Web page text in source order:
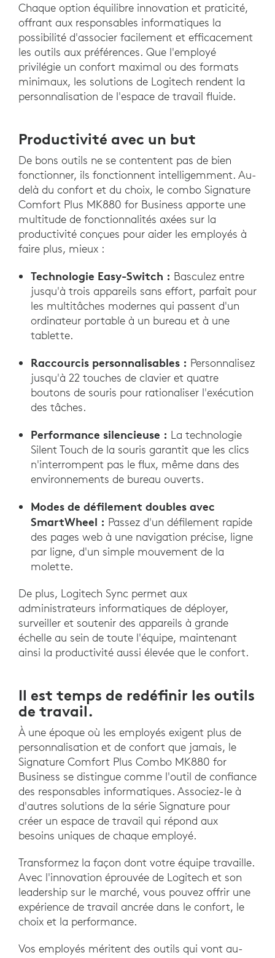
Chaque option équilibre innovation et praticité,
offrant aux responsables informatiques la
possibilité d'associer facilement et efficacement
les outils aux préférences. Que l'employé
privilégie un confort maximal ou des formats
minimaux, les solutions de Logitech rendent la
personnalisation de l'espace de travail fluide.
Productivité avec un but
De bons outils ne se contentent pas de bien
fonctionner, ils fonctionnent intelligemment. Au-
delà du confort et du choix, le combo Signature
Comfort Plus MK880 for Business apporte une
multitude de fonctionnalités axées sur la
productivité conçues pour aider les employés à
faire plus, mieux :
Technologie Easy-Switch : Basculez entre
jusqu'à trois appareils sans effort, parfait pour
les multitâches modernes qui passent d'un
ordinateur portable à un bureau et à une
tablette.
Raccourcis personnalisables : Personnalisez
jusqu'à 22 touches de clavier et quatre
boutons de souris pour rationaliser l'exécution
des tâches.
Performance silencieuse : La technologie
Silent Touch de la souris garantit que les clics
n'interrompent pas le flux, même dans des
environnements de bureau ouverts.
Modes de défilement doubles avec
SmartWheel : Passez d'un défilement rapide
des pages web à une navigation précise, ligne
par ligne, d'un simple mouvement de la
molette.
De plus, Logitech Sync permet aux
administrateurs informatiques de déployer,
surveiller et soutenir des appareils à grande
échelle au sein de toute l'équipe, maintenant
ainsi la productivité aussi élevée que le confort.
Il est temps de redéfinir les outils
de travail.
À une époque où les employés exigent plus de
personnalisation et de confort que jamais, le
Signature Comfort Plus Combo MK880 for
Business se distingue comme l'outil de confiance
des responsables informatiques. Associez-le à
d'autres solutions de la série Signature pour
créer un espace de travail qui répond aux
besoins uniques de chaque employé.
Transformez la façon dont votre équipe travaille.
Avec l'innovation éprouvée de Logitech et son
leadership sur le marché, vous pouvez offrir une
expérience de travail ancrée dans le confort, le
choix et la performance.
Vos employés méritent des outils qui vont au-